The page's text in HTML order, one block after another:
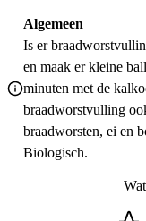
Algemeen
Is er
en maak er kleine
minuten met de
braadworstvulling
braadworsten, ei en
Biologisch.